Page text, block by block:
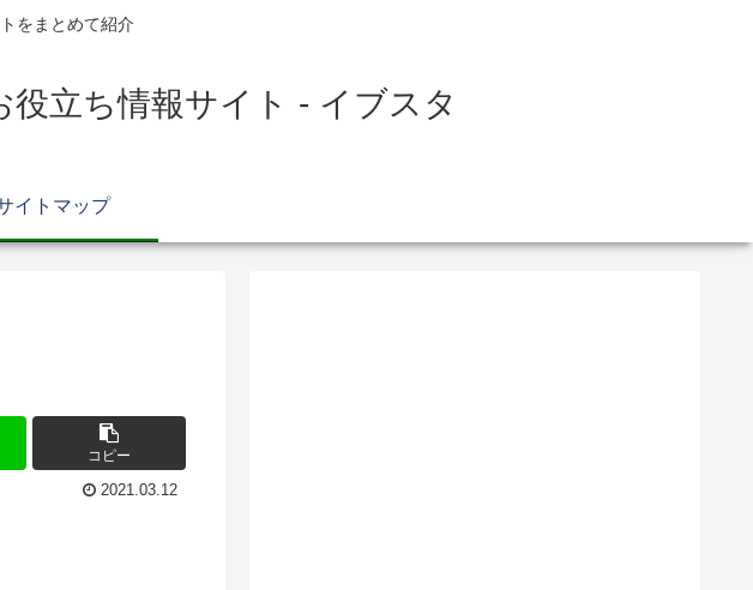
をまとめて紹介
立ち情報サイト - イブスタ
イトマップ
コピー
2021.03.12